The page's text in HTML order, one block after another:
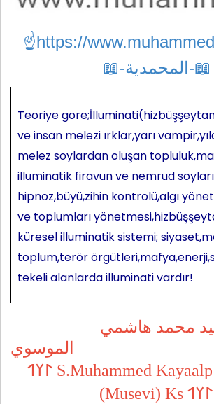
☝https://
📖-المحمدية-📖
Teoriye
ve insan melezi ırklar,yarı
melez soylardan oluşan
illuminatik firavun ve nemrud
hipnoz,büyü,zihin kontrolü,algı
ve toplumları
küresel illuminatik sistemi;
toplum,terör
tekeli alanlarda illuminati vardır!
سيد محمد هاشمي
الموسوي
𐰃𐰠𐰯 S.Muhammed Kayaalp El-Haşimi
(Musevi) Ks 𐰃𐰠𐰯